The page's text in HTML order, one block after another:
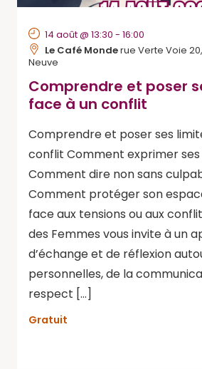
Comprendre et poser
face à un conflit
14 août @ 13:30 - 16:00
Le Café Monderue Verte Voie
Neuve
Comprendre et poser ses
conflit Comment exprimer ses
Comment dire non sans
Comment protéger son
face aux tensions ou aux
des Femmes vous invite à un
d’échange et de réflexion
personnelles, de la
respect […]
Gratuit